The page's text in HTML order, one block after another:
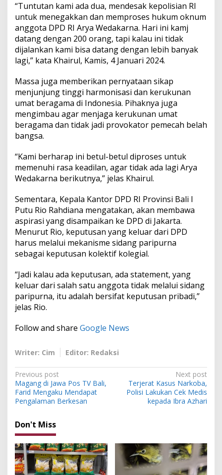
a
t
a
a
n
A
W
S
o
a
H
i
“Tuntutan kami ada dua, mendesak kepolisian RI
untuk menegakkan dan memproses hukum oknum
anggota DPD RI Arya Wedakarna. Hari ini kamj
datang dengan 200 orang, tapi kalau ini tidak
dijalankan kami bisa datang dengan lebih banyak
lagi,” kata Khairul, Kamis, 4 Januari 2024.
Massa juga memberikan pernyataan sikap
menjunjung tinggi harmonisasi dan kerukunan
umat beragama di Indonesia. Pihaknya juga
mengimbau agar menjaga kerukunan umat
beragama dan tidak jadi provokator pemecah belah
bangsa.
“Kami berharap ini betul-betul diproses untuk
memenuhi rasa keadilan, agar tidak ada lagi Arya
Wedakarna berikutnya,” jelas Khairul.
Sementara, Kepala Kantor DPD RI Provinsi Bali I
Putu Rio Rahdiana mengatakan, akan membawa
aspirasi yang disampaikan ke DPD di Jakarta.
Menurut Rio, keputusan yang keluar dari DPD
harus melalui mekanisme sidang paripurna
sebagai keputusan kolektif kolegial.
“Jadi kalau ada keputusan, ada statement, yang
keluar dari salah satu anggota tidak melalui sidang
paripurna, itu adalah bersifat keputusan pribadi,”
jelas Rio.
Follow and share Google News
Writer: Cim Editor: Redaksi
P
o
s
t
n
a
v
Previous post
Magang di Jawa Pos TV Bali,
Farid Mengaku Mendapat
Pengalaman Berkesan
Next post
Terjerat Kasus Narkoba,
Polisi Lakukan Cek Medis
kepada Ibra Azhari
Don't Miss